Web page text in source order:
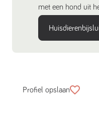
met een hond uit
Profiel opslaan